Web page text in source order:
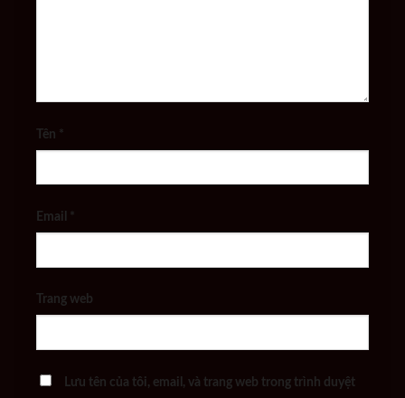
Tên *
Email *
Trang web
Lưu tên của tôi, email, và trang web trong trình duyệt